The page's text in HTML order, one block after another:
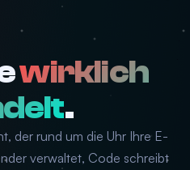
wirklich
.
der rund um die Uhr Ihre E-
verwaltet, Code schreibt